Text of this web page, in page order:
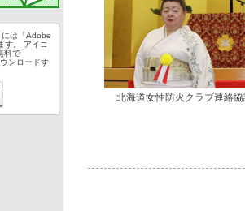
には「Adobe
す。 アイコ
料で
ンロードす
北海道女性防火クラブ連絡